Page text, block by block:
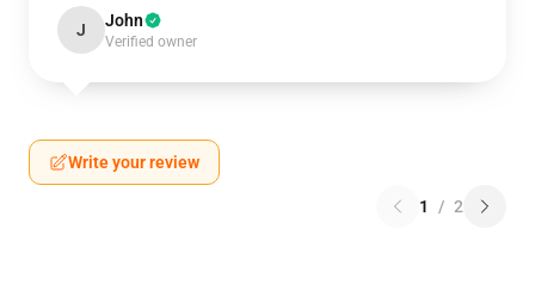
J John
Verified owner
Write your review
1 / 2